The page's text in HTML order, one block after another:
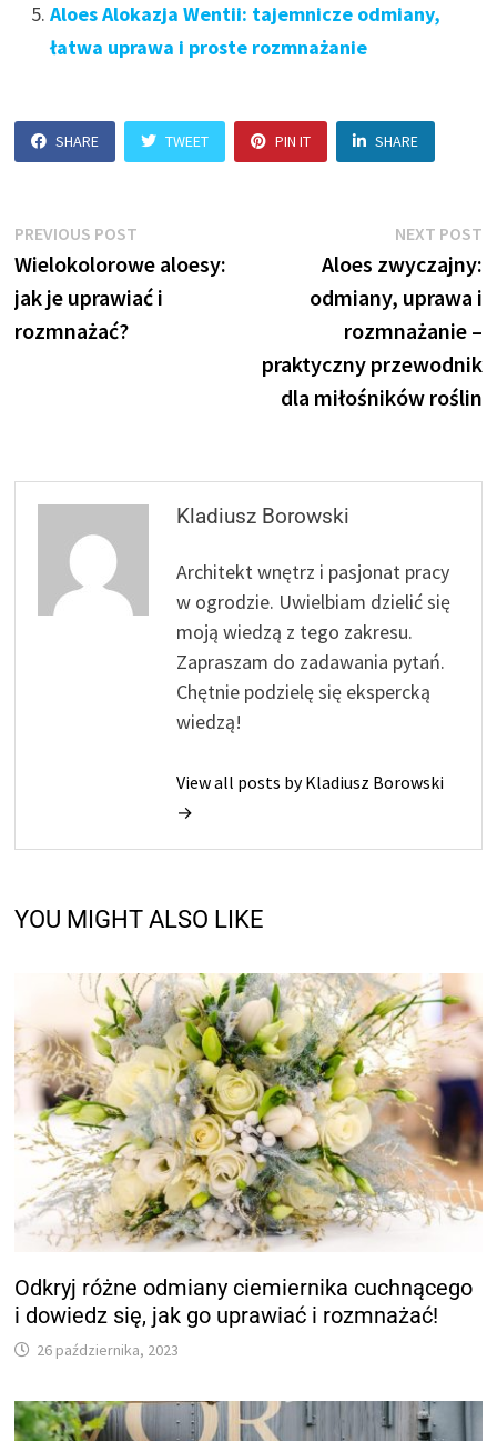
Aloes Alokazja Wentii: tajemnicze odmiany,
łatwa uprawa i proste rozmnażanie
SHARE TWEET PIN IT SHARE
Nawigacja
wpisu
PREVIOUS POST
post:
Wielokolorowe aloesy:
jak je uprawiać i
rozmnażać?
NEXT POST
Aloes zwyczajny:
odmiany, uprawa i
rozmnażanie –
praktyczny przewodnik
dla miłośników roślin
Kladiusz Borowski
Architekt wnętrz i pasjonat pracy
w ogrodzie. Uwielbiam dzielić się
moją wiedzą z tego zakresu.
Zapraszam do zadawania pytań.
Chętnie podzielę się ekspercką
wiedzą!
View all posts by Kladiusz Borowski
→
YOU MIGHT ALSO LIKE
Odkryj różne odmiany ciemiernika cuchnącego
i dowiedz się, jak go uprawiać i rozmnażać!
26 października, 2023